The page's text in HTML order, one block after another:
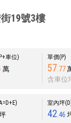
19號3樓
車位)
萬
單價(P)
57 .77
含車位
室內坪
42 .46